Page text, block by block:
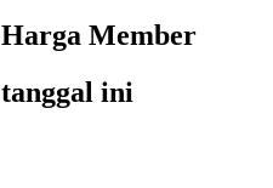
Member
ini